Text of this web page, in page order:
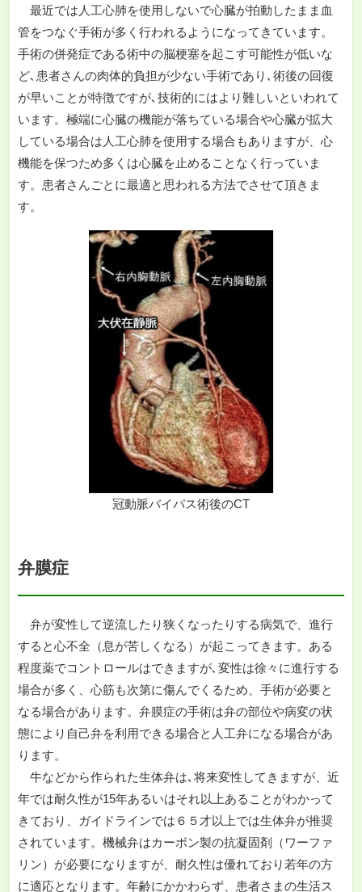
最近では人工心肺を使用しないで心臓が拍動したまま血
管をつなぐ手術が多く行われるようになってきています。
手術の併発症である術中の脳梗塞を起こす可能性が低いな
ど､患者さんの肉体的負担が少ない手術であり､術後の回復
が早いことが特徴ですが､技術的にはより難しいといわれて
います。極端に心臓の機能が落ちている場合や心臓が拡大
している場合は人工心肺を使用する場合もありますが、心
機能を保つため多くは心臓を止めることなく行っていま
す。患者さんごとに最適と思われる方法でさせて頂きま
す。
冠動脈バイパス術後のCT
弁膜症
弁が変性して逆流したり狭くなったりする病気で、進行
すると心不全（息が苦しくなる）が起こってきます。ある
程度薬でコントロールはできますが､変性は徐々に進行する
場合が多く、心筋も次第に傷んでくるため、手術が必要と
なる場合があります。弁膜症の手術は弁の部位や病変の状
態により自己弁を利用できる場合と人工弁になる場合があ
ります。
牛などから作られた生体弁は､将来変性してきますが、近
年では耐久性が15年あるいはそれ以上あることがわかって
きており、ガイドラインでは６５才以上では生体弁が推奨
されています。機械弁はカーボン製の抗凝固剤（ワーファ
リン）が必要になりますが、耐久性は優れており若年の方
に適応となります。年齢にかかわらず、患者さまの生活ス